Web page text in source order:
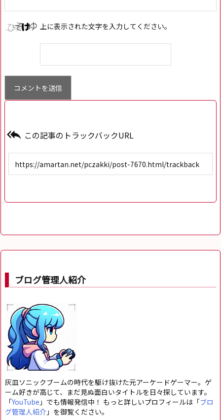
上に表示された文字を入力してください。
 この記事のトラックバックURL
ブログ管理人紹介
灰皿ソニックブームの時代を駆け抜けた元アーケードゲーマー。ゲ
ーム好きが高じて、まだ見ぬ面白いタイトルを日々探しています。
「YouTube 」でも情報発信中！ もっと詳しいプロフィールは「ブロ
グ管理人紹介 」を御覧ください。